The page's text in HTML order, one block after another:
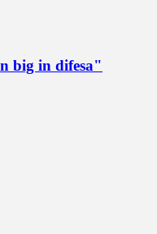
big in difesa"